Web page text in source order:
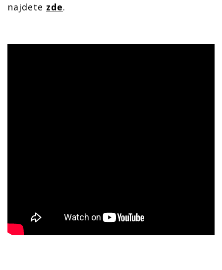
najdete zde.